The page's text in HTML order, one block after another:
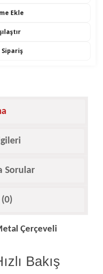
Ekle
Sorular
Çerçeveli
Bakış